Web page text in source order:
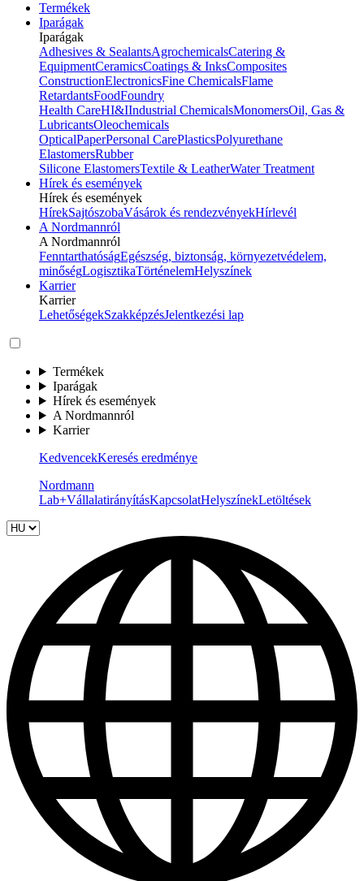
Termékek
Iparágak
Iparágak
Adhesives & SealantsAgrochemicalsCatering &
EquipmentCeramicsCoatings & InksComposites
ConstructionElectronicsFine ChemicalsFlame
RetardantsFoodFoundry
Health CareHI&IIndustrial ChemicalsMonomersOil, Gas &
LubricantsOleochemicals
OpticalPaperPersonal CarePlasticsPolyurethane
ElastomersRubber
Silicone ElastomersTextile & LeatherWater Treatment
Hírek és események
Hírek és események
HírekSajtószobaVásárok és rendezvényekHírlevél
A Nordmannról
A Nordmannról
FenntarthatóságEgészség, biztonság, környezetvédelem,
minőségLogisztikaTörténelemHelyszínek
Karrier
Karrier
LehetőségekSzakképzésJelentkezési lap
Termékek
Iparágak
Hírek és események
A Nordmannról
Karrier
KedvencekKeresés eredménye
Nordmann
Lab+VállalatirányításKapcsolatHelyszínekLetöltések